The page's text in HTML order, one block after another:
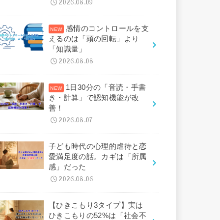
2026.08.09
感情のコントロールを支
えるのは「頭の回転」より
「知識量」
2026.08.08
1日30分の「音読・手書
き・計算」で認知機能が改
善！
2026.08.07
子ども時代の心理的虐待と恋
愛満足度の話。カギは「所属
感」だった
2026.08.06
【ひきこもり3タイプ】実は
ひきこもりの52%は「社会不